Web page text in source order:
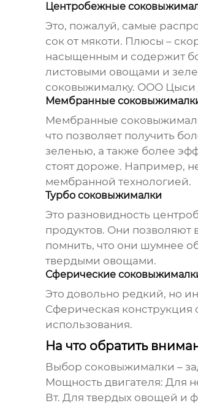
Центробежные
Это, пожалуй, самые
сок от мякоти. Плюсы –
насыщенным и содержит
листовыми овощами и
соковыжималку. ООО Цыси
Мембранные
Мембранные
что позволяет получить
зеленью, а также более
стоят дороже. Например,
мембранной технологией.
Турбо соковыжималки
Это разновидность
продуктов. Они позволяют
помнить, что они шумнее
твердыми овощами.
Сферические
Это довольно редкий, но
Сферическая конструкция
использования.
На что обратить
Выбор соковыжималки –
Мощность двигателя: Для
Вт. Для твердых овощей и